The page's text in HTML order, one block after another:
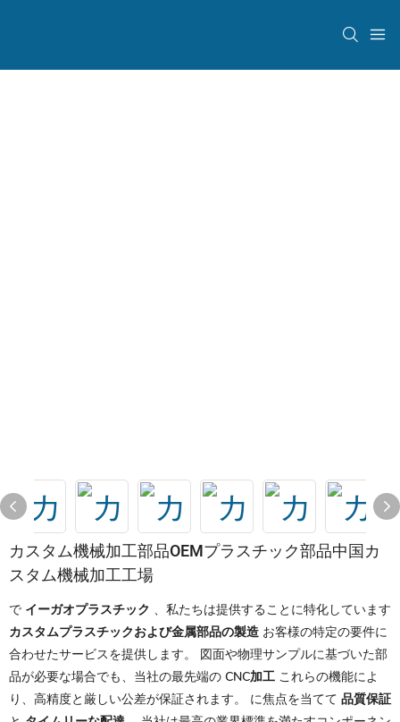
カスタム機械加工部品OEMプラスチック部品中国カ
スタム機械加工工場
で イーガオプラスチック 、私たちは提供することに特化しています
カスタムプラスチックおよび金属部品の製造 お客様の特定の要件に
合わせたサービスを提供します。 図面や物理サンプルに基づいた部
品が必要な場合でも、当社の最先端の CNC加工 これらの機能によ
り、高精度と厳しい公差が保証されます。 に焦点を当てて 品質保証